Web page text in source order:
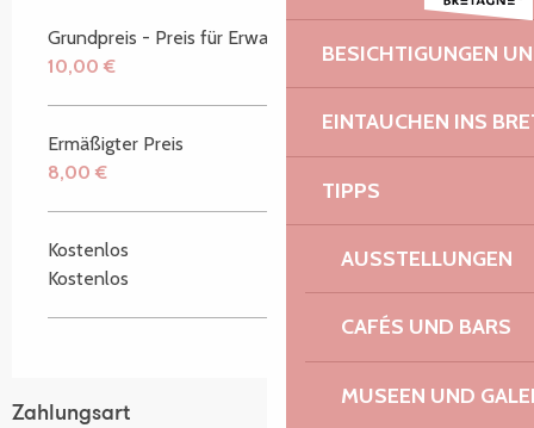
BESICHTIGUNGEN
EINTAUCHEN INS
TIPPS
AUSSTELLUNGEN
CAFÉS UND BARS
MUSEEN UND
Grundpreis - Preis für Erwachsene
10,00 €
Ermäßigter Preis
8,00 €
Kostenlos
Kostenlos
Zahlungsart